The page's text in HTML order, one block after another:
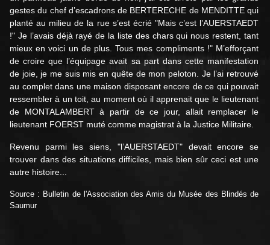
gestes du chef d’escadrons de BERTERECHE de MENDITTE qui
planté au milieu de la rue s’est écrié "Mais c’est l’AUERSTAEDT
!" Je l’avais déjà rayé de la liste des chars qui nous restent, tant
mieux en voici un de plus. Tous mes compliments !" M’efforçant
de croire que l’équipage avait sa part dans cette manifestation
de joie, je me suis mis en quête de mon peloton. Je l’ai retrouvé
au complet dans une maison disposant encore de ce qui pouvait
ressembler à un toit, au moment où il apprenait que le lieutenant
de MONTALAMBERT à partir de ce jour, allait remplacer le
lieutenant FOERST muté comme magistrat à la Justice Militaire.
Revenu parmi les siens, "l’AUERSTAEDT" devait encore se
trouver dans des situations difficiles, mais bien sûr ceci est une
autre histoire...
Source : Bulletin de l'Association des Amis du Musée des Blindés de
Saumur